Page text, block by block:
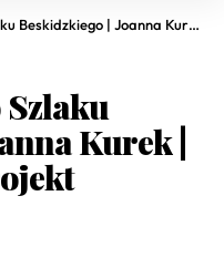
| Joanna Kurek | Indywidualny Projekt Biegowy
Szlaku
Kurek |